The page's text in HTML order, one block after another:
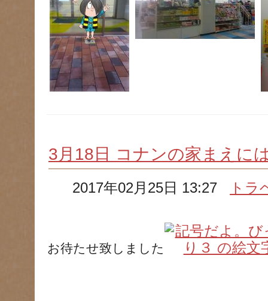
3月18日 コナンの家まえに
2017年02月25日 13:27 トラ
お待たせ致しました